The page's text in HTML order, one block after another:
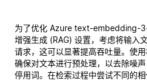
为了优化 Azure text-embedding-
增强生成 (RAG) 设置，考虑将输入
请求，这可以显著提高吞吐量。使
确保对文本进行预处理，以去除噪
停用词。在检索过程中尝试不同的